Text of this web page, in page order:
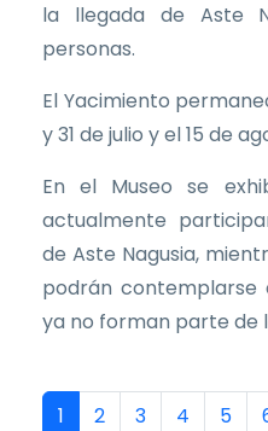
la llegada de Aste
personas.
El Yacimiento
y 31 de julio y el 15 de
En el Museo se
actualmente
de Aste Nagusia,
podrán contemplarse
ya no forman parte de
Paginación
Página actual
1 Página
2 Página
3 Página
4 5